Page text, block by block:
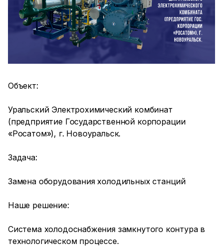
Объект:
Уральский Электрохимический комбинат
(предприятие Государственной корпорации
«Росатом»), г. Новоуральск.
Задача:
Замена оборудования холодильных станций
Наше решение:
Система холодоснабжения замкнутого контура в
технологическом процессе.